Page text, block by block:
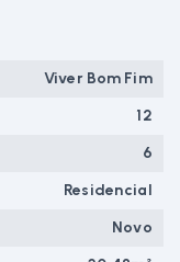
Viver Bom Fim
12
6
Residencial
Novo